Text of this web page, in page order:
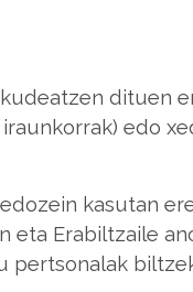
dituen
edo
kasutan
eta Erabiltzaile
pertsonalak